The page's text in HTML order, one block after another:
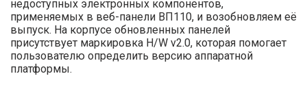
недоступных электронных компонентов,
применяемых в веб-панели ВП110, и возобновляем её
выпуск. На корпусе обновленных панелей
присутствует маркировка H/W v2.0, которая помогает
пользователю определить версию аппаратной
платформы.